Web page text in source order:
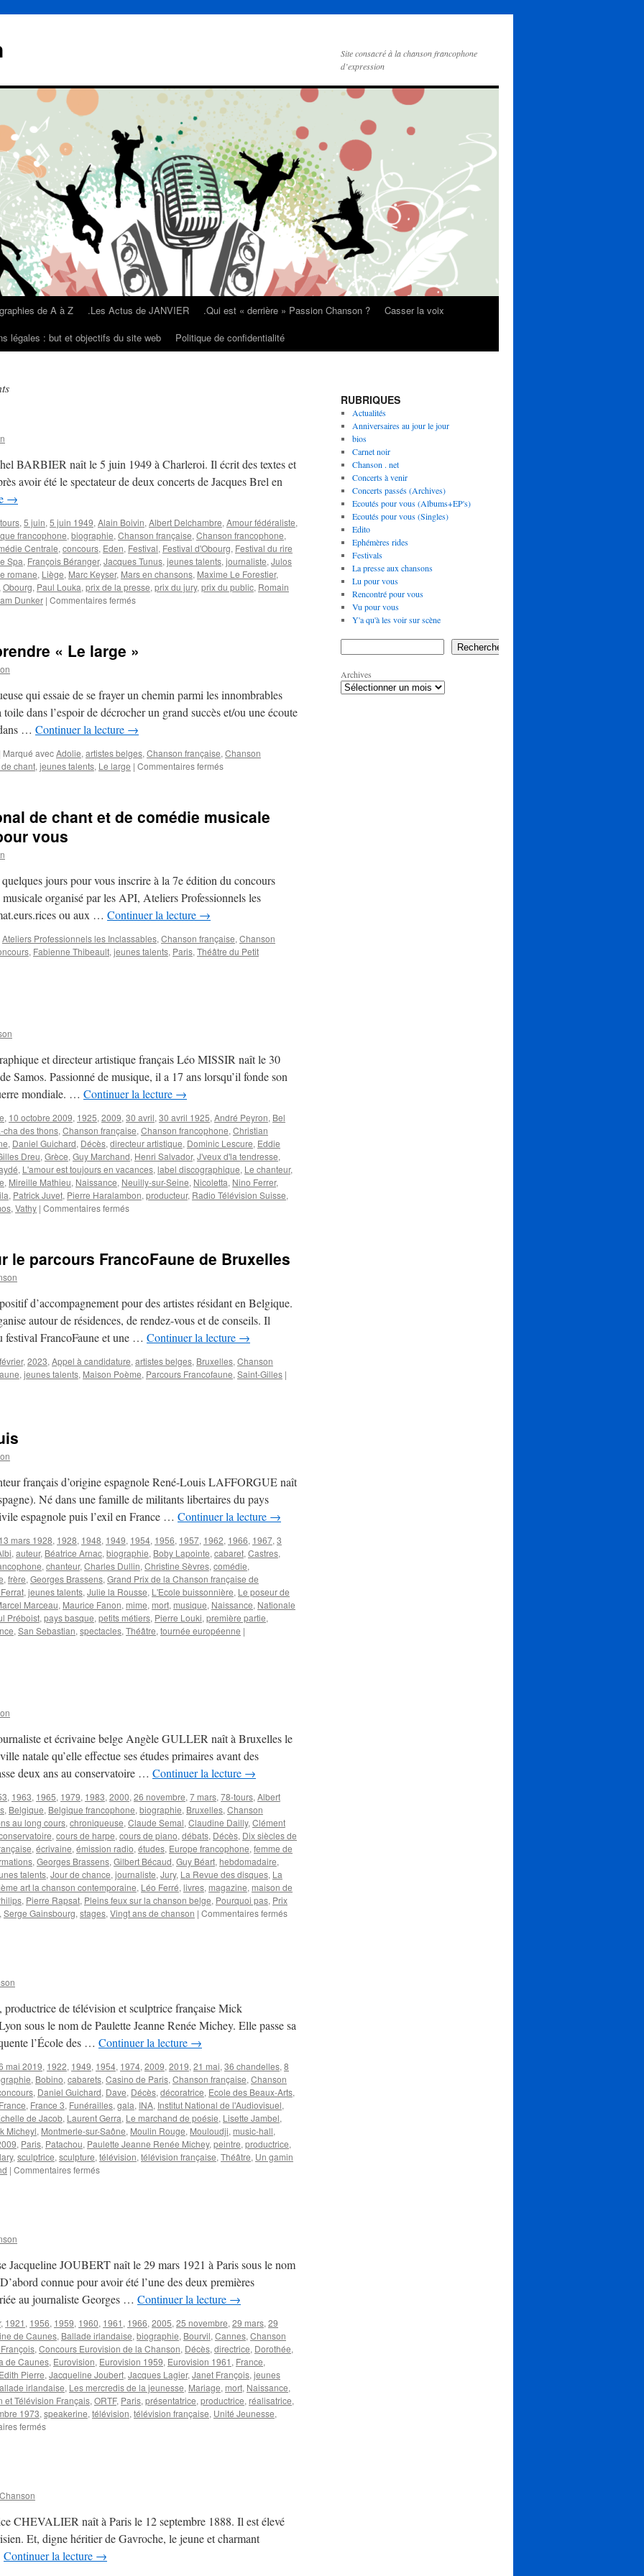
Site consacré à la chanson francophone
d’expression
de A à Z .Les Actus de JANVIER .Qui est « derrière » Passion Chanson ?
Casser la voix
légales : but et objectifs du site web Politique de confidentialité
BARBIER naît le 5 juin 1949 à Charleroi. Il écrit des textes et
avoir été le spectateur de deux concerts de Jacques Brel en
→
, 5 juin, 5 juin 1949, Alain Boivin, Albert Delchambre, Amour fédéraliste,
francophone, biographie, Chanson française, Chanson francophone,
Centrale, concours, Eden, Festival, Festival d'Obourg, Festival du rire
Spa, François Béranger, Jacques Tunus, jeunes talents, journaliste, Julos
romane, Liège, Marc Keyser, Mars en chansons, Maxime Le Forestier,
Obourg, Paul Louka, prix de la presse, prix du jury, prix du public, Romain
Dunker | Commentaires ferméssur
« Le large »
qui essaie de se frayer un chemin parmi les innombrables
dans l’espoir de décrocher un grand succès et/ou une écoute
… Continuer la lecture →
Marqué avecAdolie, artistes belges, Chanson française, Chanson
chant, jeunes talents, Le large | Commentaires ferméssur
prendre
de chant et de comédie musicale
vous
jours pour vous inscrire à la 7e édition du concours
organisé par les API, Ateliers Professionnels les
ou aux … Continuer la lecture →
Ateliers Professionnels les Inclassables, Chanson française, Chanson
, Fabienne Thibeault, jeunes talents, Paris, Théâtre du Petit
et directeur artistique français Léo MISSIR naît le 30
Samos. Passionné de musique, il a 17 ans lorsqu’il fonde son
mondiale. … Continuer la lecture →
, 10 octobre 2009, 1925, 2009, 30 avril, 30 avril 1925, André Peyron, Bel
cha des thons, Chanson française, Chanson francophone, Christian
, Daniel Guichard, Décès, directeur artistique, Dominic Lescure, Eddie
Dreu, Grèce, Guy Marchand, Henri Salvador, J'veux d'la tendresse,
, L'amour est toujours en vacances, label discographique, Le chanteur,
, Mireille Mathieu, Naissance, Neuilly-sur-Seine, Nicoletta, Nino Ferrer,
, Patrick Juvet, Pierre Haralambon, producteur, Radio Télévision Suisse,
, Vathy | Commentaires ferméssur
le parcours FrancoFaune de Bruxelles
d’accompagnement pour des artistes résidant en Belgique.
autour de résidences, de rendez-vous et de conseils. Il
festival FrancoFaune et une … Continuer la lecture →
, 2023, Appel à candidature, artistes belges, Bruxelles, Chanson
, jeunes talents, Maison Poème, Parcours Francofaune, Saint-Gilles |
français d’origine espagnole René-Louis LAFFORGUE naît
Né dans une famille de militants libertaires du pays
espagnole puis l’exil en France … Continuer la lecture →
13 mars 1928, 1928, 1948, 1949, 1954, 1956, 1957, 1962, 1966, 1967, 3
, auteur, Béatrice Arnac, biographie, Boby Lapointe, cabaret, Castres,
, chanteur, Charles Dullin, Christine Sèvres, comédie,
, frère, Georges Brassens, Grand Prix de la Chanson française de
, jeunes talents, Julie la Rousse, L'Ecole buissonnière, Le poseur de
Marceau, Maurice Fanon, mime, mort, musique, Naissance, Nationale
Préboist, pays basque, petits métiers, Pierre Louki, première partie,
, San Sebastian, spectacles, Théâtre, tournée européenne |
et écrivaine belge Angèle GULLER naît à Bruxelles le
natale qu’elle effectue ses études primaires avant des
deux ans au conservatoire … Continuer la lecture →
, 1963, 1965, 1979, 1983, 2000, 26 novembre, 7 mars, 78-tours, Albert
, Belgique, Belgique francophone, biographie, Bruxelles, Chanson
au long cours, chroniqueuse, Claude Semal, Claudine Dailly, Clément
, cours de harpe, cours de piano, débats, Décès, Dix siècles de
, écrivaine, émission radio, études, Europe francophone, femme de
, Georges Brassens, Gilbert Bécaud, Guy Béart, hebdomadaire,
talents, Jour de chance, journaliste, Jury, La Revue des disques, La
art la chanson contemporaine, Léo Ferré, livres, magazine, maison de
, Pierre Rapsat, Pleins feux sur la chanson belge, Pourquoi pas, Prix
, Serge Gainsbourg, stages, Vingt ans de chanson | Commentaires ferméssur
productrice de télévision et sculptrice française Mick
sous le nom de Paulette Jeanne Renée Michey. Elle passe sa
l’École des … Continuer la lecture →
mai 2019, 1922, 1949, 1954, 1974, 2009, 2019, 21 mai, 36 chandelles, 8
, Bobino, cabarets, Casino de Paris, Chanson française, Chanson
, Daniel Guichard, Dave, Décès, décoratrice, Ecole des Beaux-Arts,
France, France 3, Funérailles, gala, INA, Institut National de l'Audiovisuel,
de Jacob, Laurent Gerra, Le marchand de poésie, Lisette Jambel,
Micheyl, Montmerle-sur-Saône, Moulin Rouge, Mouloudji, music-hall,
, Paris, Patachou, Paulette Jeanne Renée Michey, peintre, productrice,
, sculptrice, sculpture, télévision, télévision française, Théâtre, Un gamin
| Commentaires ferméssur
Jacqueline JOUBERT naît le 29 mars 1921 à Paris sous le nom
connue pour avoir été l’une des deux premières
au journaliste Georges … Continuer la lecture →
, 1921 , 1956, 1959, 1960, 1961 , 1966, 2005, 25 novembre, 29 mars, 29
de Caunes, Ballade irlandaise, biographie, Bourvil, Cannes, Chanson
, Concours Eurovision de la Chanson, Décès, directrice, Dorothée,
de Caunes, Eurovision, Eurovision 1959, Eurovision 1961 , France,
Pierre, Jacqueline Joubert, Jacques Lagier, Janet François, jeunes
irlandaise, Les mercredis de la jeunesse, Mariage, mort, Naissance,
et Télévision Français, ORTF, Paris, présentatrice, productrice, réalisatrice,
1973, speakerine, télévision, télévision française, Unité Jeunesse,
ferméssur
CHEVALIER naît à Paris le 12 septembre 1888. Il est élevé
Et, digne héritier de Gavroche, le jeune et charmant
Continuer la lecture →
RUBRIQUES
Actualités
Anniversaires au jour le jour
bios
Carnet noir
Chanson . net
Concerts à venir
Concerts passés (Archives)
Ecoutés pour vous (Albums+EP's)
Ecoutés pour vous (Singles)
Edito
Ephémères rides
Festivals
La presse aux chansons
Lu pour vous
Rencontré pour vous
Vu pour vous
Y'a qu'à les voir sur scène
Rechercher
Archives